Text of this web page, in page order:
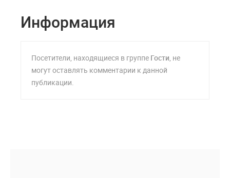
Информация
Посетители, находящиеся в группе Гости, не
могут оставлять комментарии к данной
публикации.